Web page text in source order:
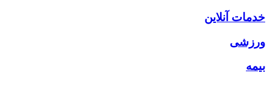
خدمات آنلاین
ورزشی
بیمه